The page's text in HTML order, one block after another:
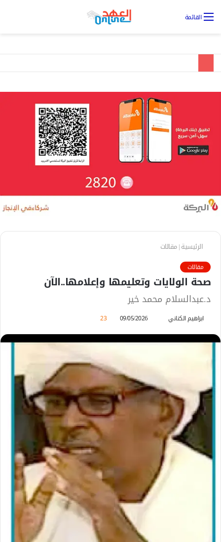
القائمة
الرئيسية|مقالات
مقالات
صحة الولايات وتعليمها وإعلامها..الآن
د.عبدالسلام محمد خير
ابراهيم الكناني
س
ي
د
إ
ل
ت
ر
ن
09/05/2026
23